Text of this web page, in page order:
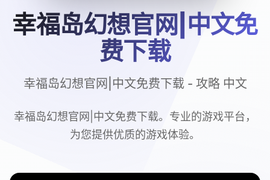
幸福岛幻想官网|中文免
费下载
幸福岛幻想官网|中文免费下载 - 攻略 中文
幸福岛幻想官网|中文免费下载。专业的游戏平台，
为您提供优质的游戏体验。